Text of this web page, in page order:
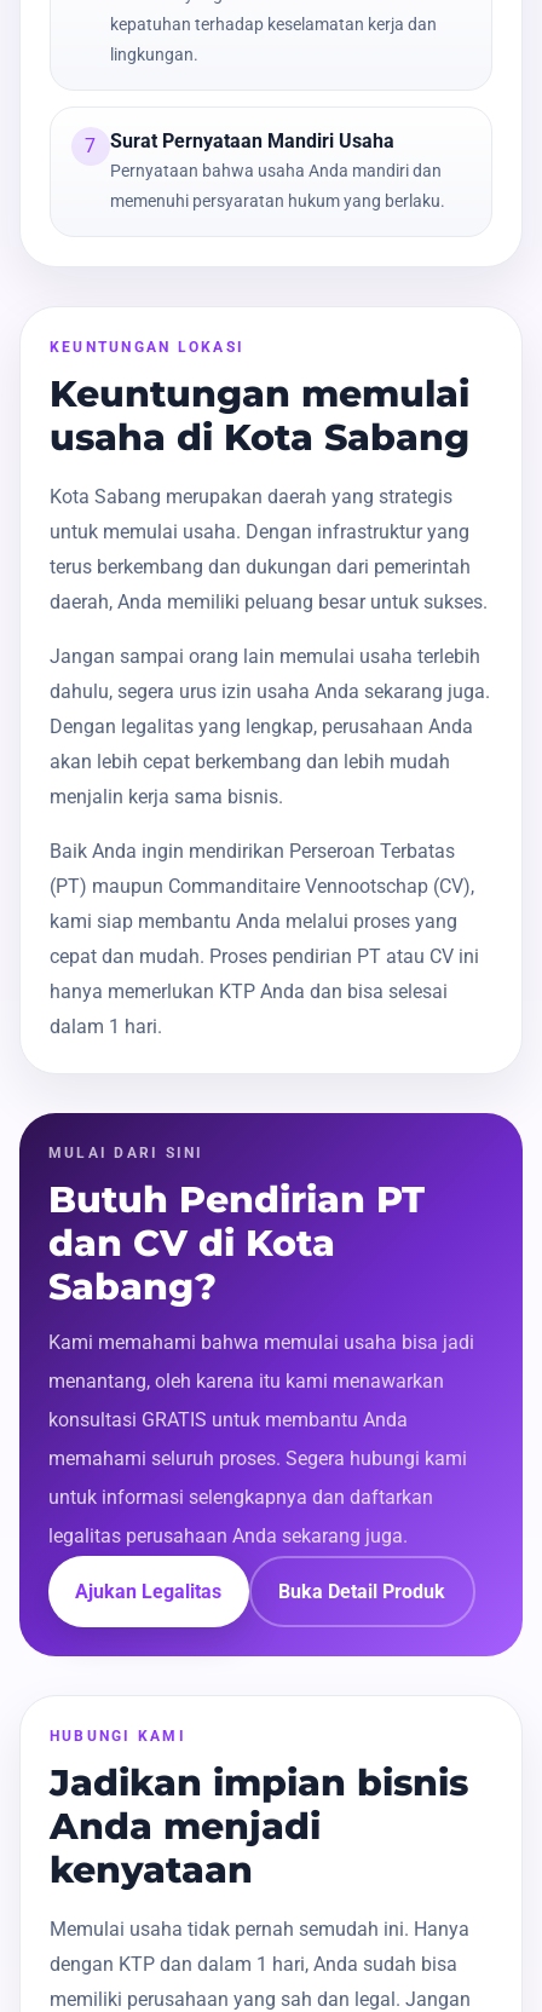
kepatuhan terhadap keselamatan kerja dan
lingkungan.
7 Surat Pernyataan Mandiri Usaha
Pernyataan bahwa usaha Anda mandiri dan
memenuhi persyaratan hukum yang berlaku.
KEUNTUNGAN LOKASI
Keuntungan memulai
usaha di Kota Sabang
Kota Sabang merupakan daerah yang strategis
untuk memulai usaha. Dengan infrastruktur yang
terus berkembang dan dukungan dari pemerintah
daerah, Anda memiliki peluang besar untuk sukses.
Jangan sampai orang lain memulai usaha terlebih
dahulu, segera urus izin usaha Anda sekarang juga.
Dengan legalitas yang lengkap, perusahaan Anda
akan lebih cepat berkembang dan lebih mudah
menjalin kerja sama bisnis.
Baik Anda ingin mendirikan Perseroan Terbatas
(PT) maupun Commanditaire Vennootschap (CV),
kami siap membantu Anda melalui proses yang
cepat dan mudah. Proses pendirian PT atau CV ini
hanya memerlukan KTP Anda dan bisa selesai
dalam 1 hari.
MULAI DARI SINI
Butuh Pendirian PT
dan CV di Kota
Sabang?
Kami memahami bahwa memulai usaha bisa jadi
menantang, oleh karena itu kami menawarkan
konsultasi GRATIS untuk membantu Anda
memahami seluruh proses. Segera hubungi kami
untuk informasi selengkapnya dan daftarkan
legalitas perusahaan Anda sekarang juga.
Ajukan Legalitas Buka Detail Produk
HUBUNGI KAMI
Jadikan impian bisnis
Anda menjadi
kenyataan
Memulai usaha tidak pernah semudah ini. Hanya
dengan KTP dan dalam 1 hari, Anda sudah bisa
memiliki perusahaan yang sah dan legal. Jangan